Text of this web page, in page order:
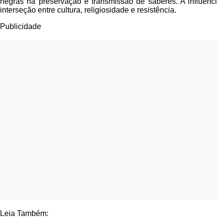
interseção entre cultura, religiosidade e resistência.
Publicidade
Leia Também: